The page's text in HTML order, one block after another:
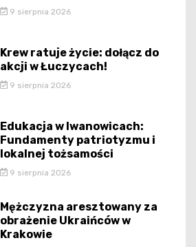
9 sierpnia 2026
Krew ratuje życie: dołącz do
akcji w Łuczycach!
9 sierpnia 2026
Edukacja w Iwanowicach:
Fundamenty patriotyzmu i
lokalnej tożsamości
9 sierpnia 2026
Mężczyzna aresztowany za
obrażenie Ukraińców w
Krakowie